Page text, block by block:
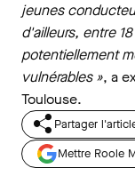
jeunes
d'ailleurs, entre
potentiellement
vulnérables », a
Toulouse.
Partager
Mettre Roole